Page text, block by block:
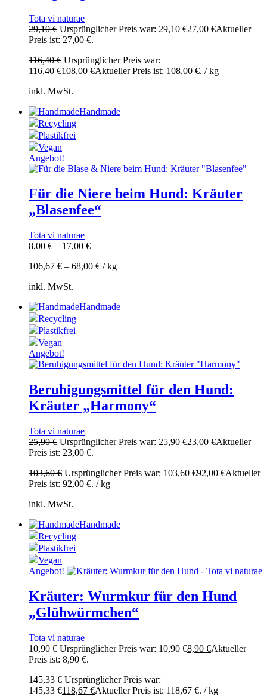
Tota vi naturae
29,10€ Ursprünglicher Preis war: 29,10 €27,00 €Aktueller
Preis ist: 27,00 €.
116,40€ Ursprünglicher Preis war:
116,40 €108,00 €Aktueller Preis ist: 108,00 €. /kg
inkl. MwSt.
Handmade
Recycling
Plastikfrei
Vegan
Angebot!
Für die Niere beim Hund: Kräuter
„Blasenfee“
Tota vi naturae
8,00 € – 17,00 €
106,67 € – 68,00 € /kg
inkl. MwSt.
Handmade
Recycling
Plastikfrei
Vegan
Angebot!
Beruhigungsmittel für den Hund:
Kräuter „Harmony“
Tota vi naturae
25,90€ Ursprünglicher Preis war: 25,90 €23,00 €Aktueller
Preis ist: 23,00 €.
103,60€ Ursprünglicher Preis war: 103,60 €92,00 €Aktueller
Preis ist: 92,00 €. /kg
inkl. MwSt.
Handmade
Recycling
Plastikfrei
Vegan
Angebot!
Kräuter: Wurmkur für den Hund
„Glühwürmchen“
Tota vi naturae
10,90€ Ursprünglicher Preis war: 10,90 €8,90 €Aktueller
Preis ist: 8,90 €.
145,33€ Ursprünglicher Preis war:
145,33 €118,67 €Aktueller Preis ist: 118,67 €. /kg